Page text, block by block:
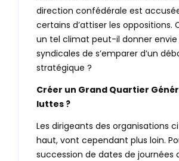
direction confédérale est
certains d’attiser les oppositions.
un tel climat peut-il donner envie
syndicales de s’emparer d’un
stratégique ?
Créer un Grand Quartier
luttes ?
Les dirigeants des organisations
haut, vont cependant plus loin.
succession de dates de journées